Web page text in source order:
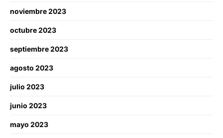
noviembre 2023
octubre 2023
septiembre 2023
agosto 2023
julio 2023
junio 2023
mayo 2023